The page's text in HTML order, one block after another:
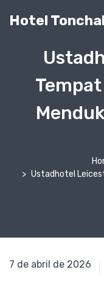
Hotel
Ustadhotel
7 de abril de 2025
7 de abril de 2026